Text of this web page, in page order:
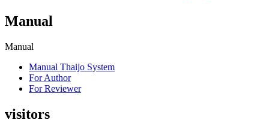
Manual
Manual
Manual Thaijo System
For Author
For Reviewer
visitors